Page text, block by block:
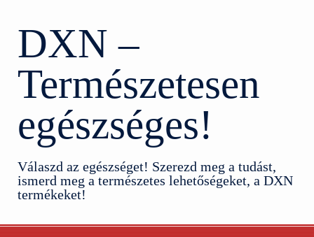
DXN –
Természetesen
egészséges!
Válaszd az egészséget! Szerezd meg a tudást,
ismerd meg a természetes lehetőségeket, a DXN
termékeket!